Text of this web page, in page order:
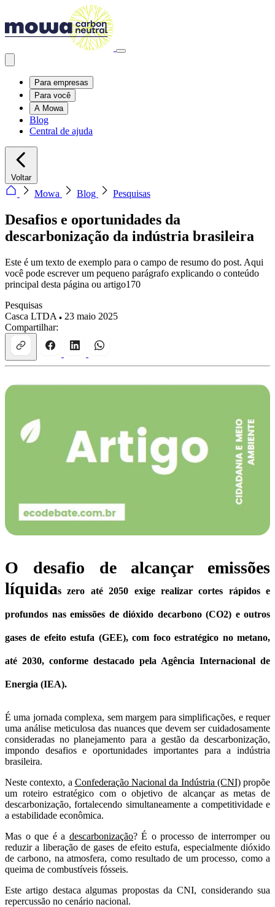
Para empresas
Para você
A Mowa
Blog
Central de ajuda
Voltar
Mowa Blog Pesquisas
Desafios e oportunidades da
descarbonização da indústria brasileira
Este é um texto de exemplo para o campo de resumo do post. Aqui
você pode escrever um pequeno parágrafo explicando o conteúdo
principal desta página ou artigo170
Pesquisas
Casca LTDA
23 maio 2025
Compartilhar:
O desafio de alcançar emissões
líquidas zero até 2050 exige realizar cortes rápidos e
profundos nas emissões de dióxido decarbono (CO2) e outros
gases de efeito estufa (GEE), com foco estratégico no metano,
até 2030, conforme destacado pela Agência Internacional de
Energia (IEA).
É uma jornada complexa, sem margem para simplificações, e requer
uma análise meticulosa das nuances que devem ser cuidadosamente
consideradas no planejamento para a gestão da descarbonização,
impondo desafios e oportunidades importantes para a indústria
brasileira.
Neste contexto, a Confederação Nacional da Indústria (CNI)propõe
um roteiro estratégico com o objetivo de alcançar as metas de
descarbonização, fortalecendo simultaneamente a competitividade e
a estabilidade econômica.
Mas o que é a descarbonização? É o processo de interromper ou
reduzir a liberação de gases de efeito estufa, especialmente dióxido
de carbono, na atmosfera, como resultado de um processo, como a
queima de combustíveis fósseis.
Este artigo destaca algumas propostas da CNI, considerando sua
repercussão no cenário nacional.